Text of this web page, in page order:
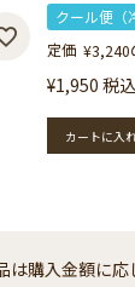
クール便（
定価 ¥3,240
¥1,950 税込
カートに入
は購入金額に応